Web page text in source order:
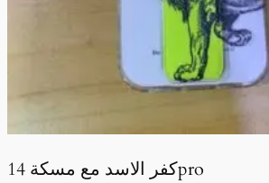
كفر الاسد مع مسكة 14pro